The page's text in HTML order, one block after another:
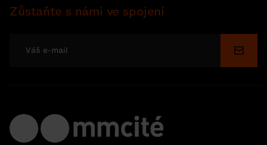
Zůstaňte s námi ve spojení